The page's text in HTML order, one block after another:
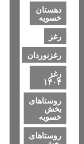
دهستان
خسویه
رغز
رغزنوردان
رغز
۱۴۰۴
روستاهای
بخش
خسویه
روستاهای